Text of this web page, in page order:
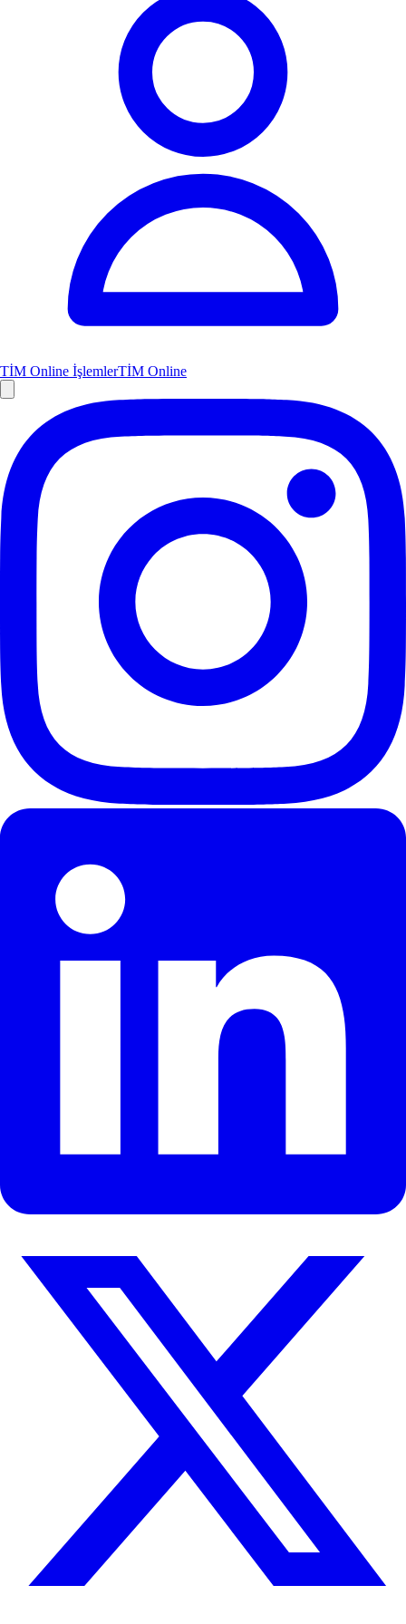
TİM Online İşlemlerTİM Online